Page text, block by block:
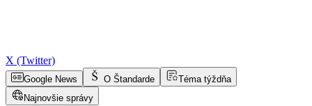
X (Twitter)
Google News O Štandarde
Téma týždňa
Najnovšie správy